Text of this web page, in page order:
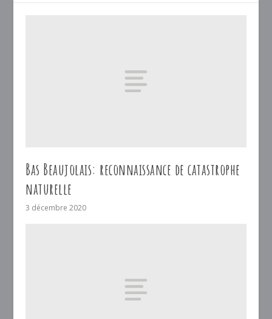
Bas Beaujolais: reconnaissance de catastrophe
naturelle
3 décembre 2020